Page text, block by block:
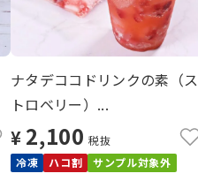
ナタデココドリンクの素（ス
トロベリー）...
¥ 2,100 税抜
冷凍
ハコ割 サンプル対象外